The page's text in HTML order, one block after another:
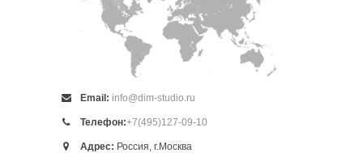
Email: info@dim-studio.ru
Телефон:+7(495)127-09-10
Адрес: Россия, г.Москва